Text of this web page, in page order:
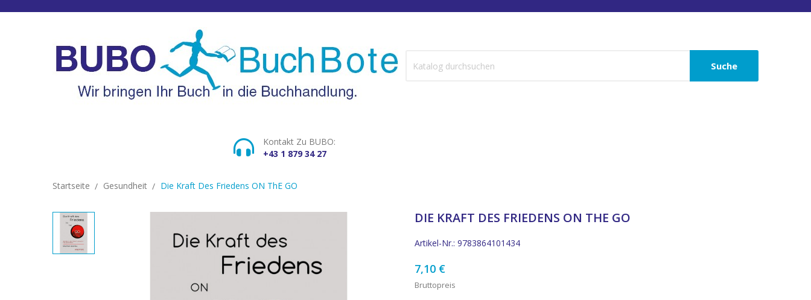
Suche
Kontakt Zu BUBO:
+43 1 879 34 27
Startseite Gesundheit Die Kraft Des Friedens ON ThE GO
DIE KRAFT DES FRIEDENS ON THE GO
Artikel-Nr.: 9783864101434
7,10 €
Bruttopreis